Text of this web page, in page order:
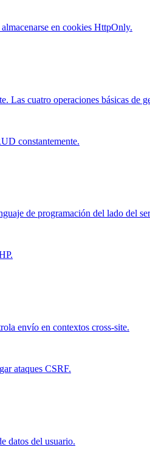
en cookies HttpOnly.
Las cuatro operaciones básicas de
constantemente.
de programación del lado del
envío en contextos cross-site.
ataques CSRF.
datos del usuario.